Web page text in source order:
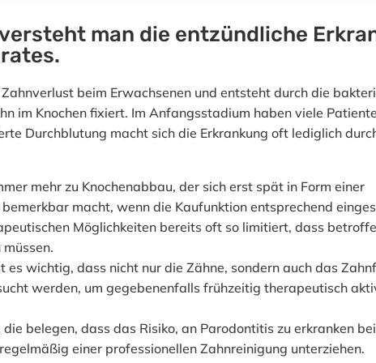
man die entzündliche
beim Erwachsenen und entsteht durch die
im Knochen fixiert. Im Anfangsstadium haben viele
Durchblutung macht sich die Erkrankung oft lediglich
mehr zu Knochenabbau, der sich erst spät in Form einer
macht, wenn die Kaufunktion entsprechend
Möglichkeiten bereits oft so limitiert, dass
es wichtig, dass nicht nur die Zähne, sondern auch das
werden, um gegebenenfalls frühzeitig therapeutisch
belegen, dass das Risiko, an Parodontitis zu erkranken
einer professionellen Zahnreinigung unterziehen.